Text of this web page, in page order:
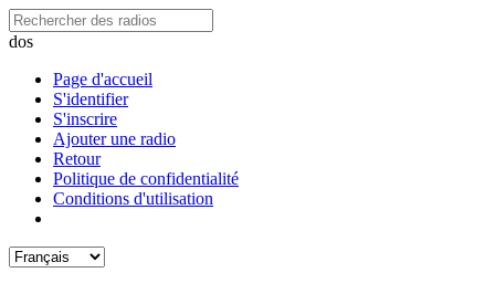
dos
Page d'accueil
S'identifier
S'inscrire
Ajouter une radio
Retour
Politique de confidentialité
Conditions d'utilisation